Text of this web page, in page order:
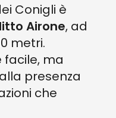
Conigli è
Airone, ad
metri.
facile, ma
presenza
che